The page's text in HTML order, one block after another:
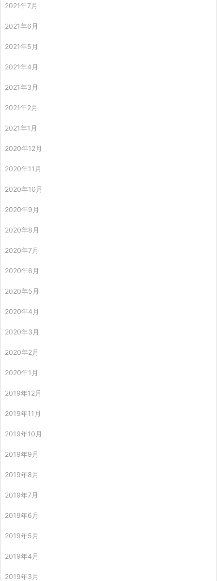
2021年7月
2021年6月
2021年5月
2021年4月
2021年3月
2021年2月
2021年1月
2020年12月
2020年11月
2020年10月
2020年9月
2020年8月
2020年7月
2020年6月
2020年5月
2020年4月
2020年3月
2020年2月
2020年1月
2019年12月
2019年11月
2019年10月
2019年9月
2019年8月
2019年7月
2019年6月
2019年5月
2019年4月
2019年3月